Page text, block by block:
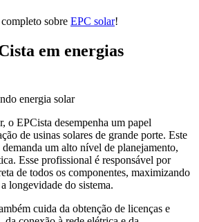
sobre EPC solar!
em energias
energia solar
o EPCista desempenha um papel
de usinas solares de grande porte. Este
um alto nível de planejamento,
Esse profissional é responsável por
de todos os componentes, maximizando
longevidade do sistema.
cuida da obtenção de licenças e